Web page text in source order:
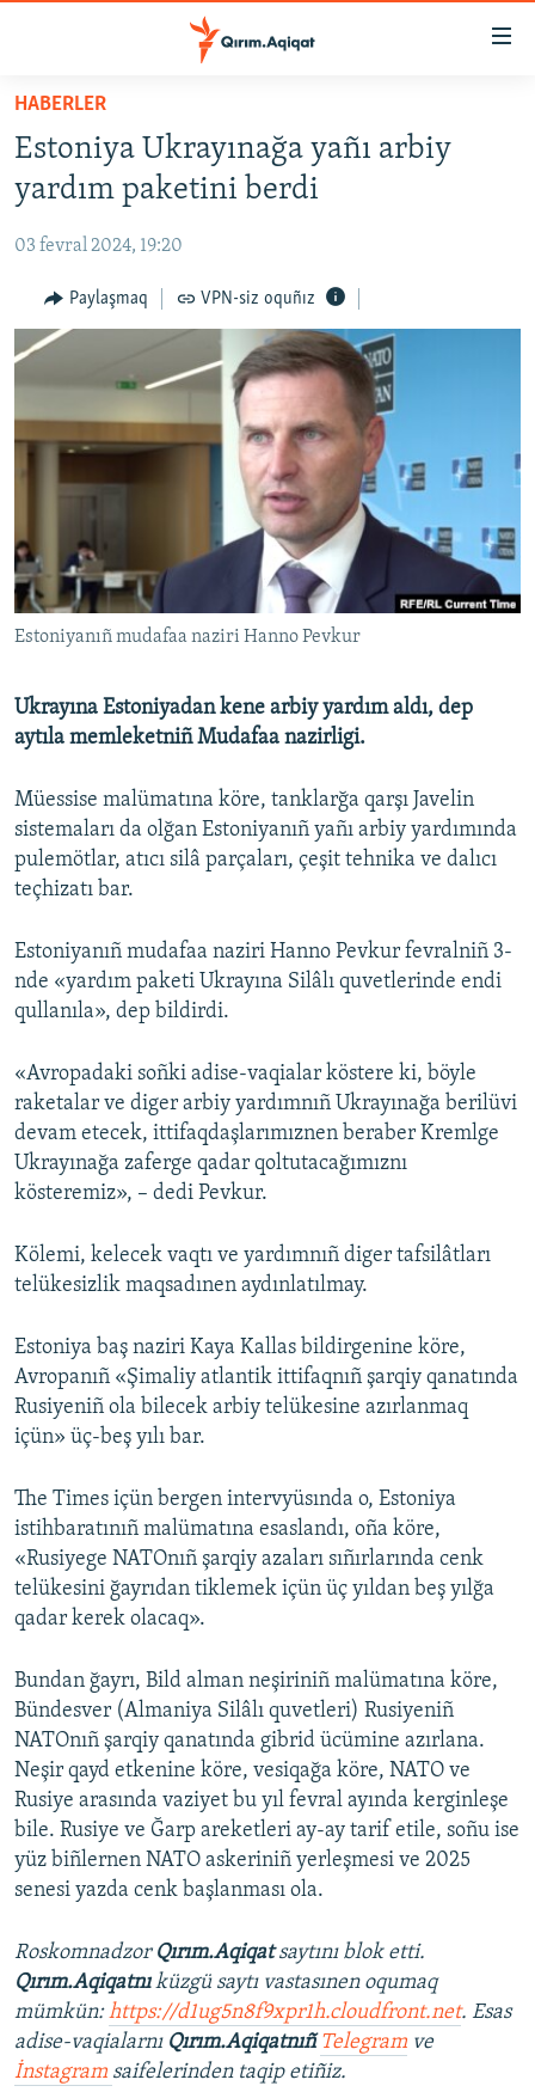
Esas
qaytmaq
Baş
navigatsiyağa
qaytmaq
qaytmaq
SİYASET
İQTİSADİYAT
CEMİYET
MEDENİYET
İNSAN AQLARI
VİDEO
SÜRET
BLOGLAR
Русский
Українською
RFE/RS bütün saytları
HABERLER
Estoniya Ukrayınağa yañı arbiy
yardım paketini berdi
03 fevral 2024, 19:20
Paylaşmaq VPN-siz oquñız
Estoniyanıñ mudafaa naziri Hanno Pevkur
Ukrayına Estoniyadan kene arbiy yardım aldı, dep
aytıla memleketniñ Mudafaa nazirligi.
Müessise malümatına köre, tanklarğa qarşı Javelin
sistemaları da olğan Estoniyanıñ yañı arbiy yardımında
pulemötlar, atıcı silâ parçaları, çeşit tehnika ve dalıcı
teçhizatı bar.
Estoniyanıñ mudafaa naziri Hanno Pevkur fevralniñ 3-
nde «yardım paketi Ukrayına Silâlı quvetlerinde endi
qullanıla», dep bildirdi.
«Avropadaki soñki adise-vaqialar köstere ki, böyle
raketalar ve diger arbiy yardımnıñ Ukrayınağa berilüvi
devam etecek, ittifaqdaşlarımıznen beraber Kremlge
Ukrayınağa zaferge qadar qoltutacağımıznı
kösteremiz», – dedi Pevkur.
Kölemi, kelecek vaqtı ve yardımnıñ diger tafsilâtları
telükesizlik maqsadınen aydınlatılmay.
Estoniya baş naziri Kaya Kallas bildirgenine köre,
Avropanıñ «Şimaliy atlantik ittifaqnıñ şarqiy qanatında
Rusiyeniñ ola bilecek arbiy telükesine azırlanmaq
içün» üç-beş yılı bar.
The Times içün bergen intervyüsında o, Estoniya
istihbaratınıñ malümatına esaslandı, oña köre,
«Rusiyege NATOnıñ şarqiy azaları sıñırlarında cenk
telükesini ğayrıdan tiklemek içün üç yıldan beş yılğa
qadar kerek olacaq».
Bundan ğayrı, Bild alman neşiriniñ malümatına köre,
Bündesver (Almaniya Silâlı quvetleri) Rusiyeniñ
NATOnıñ şarqiy qanatında gibrid ücümine azırlana.
Neşir qayd etkenine köre, vesiqağa köre, NATO ve
Rusiye arasında vaziyet bu yıl fevral ayında kerginleşe
bile. Rusiye ve Ğarp areketleri ay-ay tarif etile, soñu ise
yüz biñlernen NATO askeriniñ yerleşmesi ve 2025
senesi yazda cenk başlanması ola.
RoskomnadzorQırım.Aqiqatsaytını blok etti.
Qırım.Aqiqatnıküzgü saytı vastasınen oqumaq
mümkün:https://d1ug5n8f9xpr1h.cloudfront.net. Esas
adise-vaqialarnı Qırım.Aqiqatnıñ Telegram ve
İnstagram saifelerinden taqip etiñiz.